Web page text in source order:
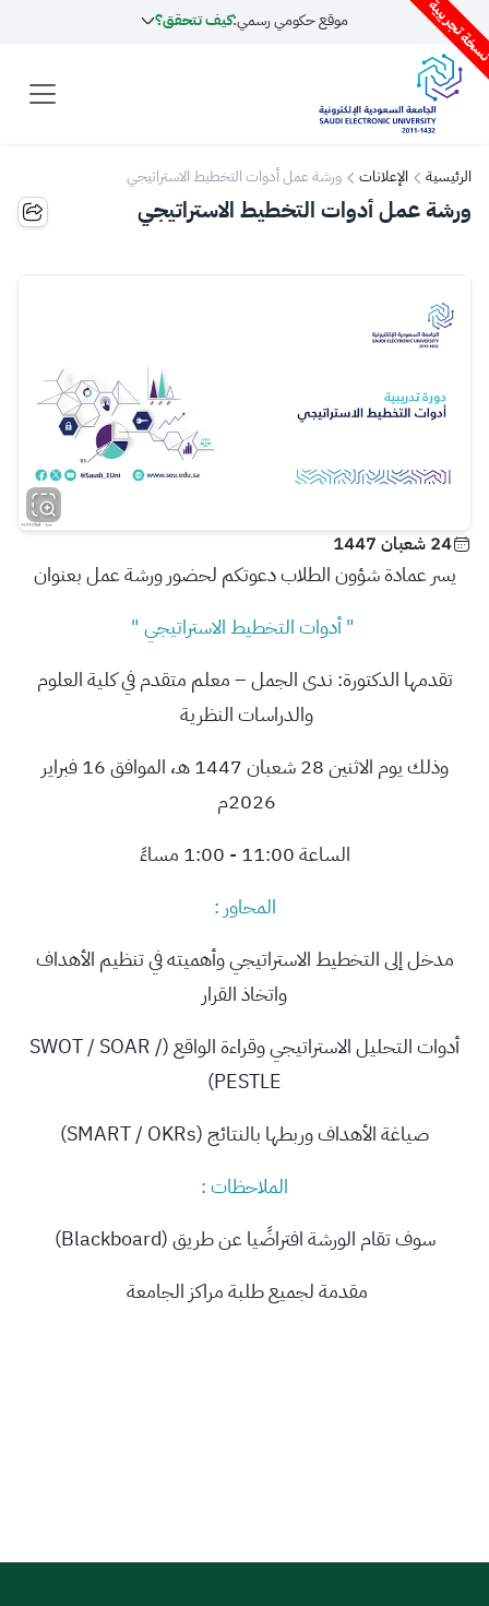
تجريبية موقع حكومي رسمي:كيف تتحقق؟
الرئيسية الإعلانات ورشة عمل أدوات التخطيط الاستراتيجي
ورشة عمل أدوات التخطيط الاستراتيجي
24 شعبان 1447
يسر عمادة شؤون الطلاب دعوتكم لحضور ورشة عمل بعنوان
" أدوات التخطيط الاستراتيجي "
تقدمها الدكتورة: ندى الجمل – معلم متقدم في كلية العلوم
والدراسات النظرية
وذلك يوم
الاثنين 28 شعبان 1447 هـ، الموافق 16 فبراير
2026م
الساعة 11:00 - 1:00 مساءً
المحاور :
مدخل إلى التخطيط الاستراتيجي وأهميته في تنظيم الأهداف
واتخاذ القرار
أدوات التحليل الاستراتيجي وقراءة الواقع (SWOT / SOAR /
PESTLE)
صياغة الأهداف وربطها بالنتائج (SMART / OKRs)
الملاحظات :
سوف تقام الورشة افتراضًيا عن طريق (Blackboard)
مقدمة لجميع طلبة مراكز الجامعة